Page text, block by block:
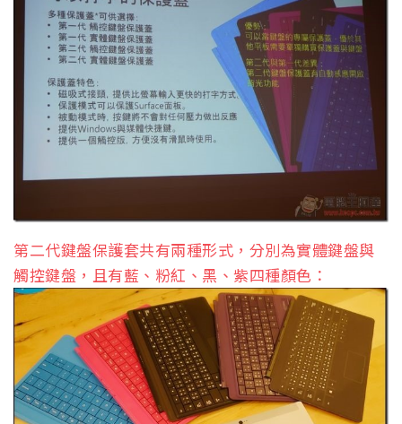
第二代鍵盤保護套共有兩種形式，分別為實體鍵盤與
觸控鍵盤，且有藍、粉紅、黑、紫四種顏色：